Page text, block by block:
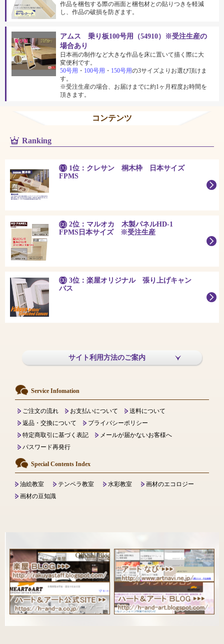
作品を梱包する際の画面と梱包材との貼りつきを軽減
し、作品の破損を防ぎます。
アムス 乗り板100号用（54910）※受注生産の
場合あり
日本画の制作など大きな作品を床に置いて描く際に大
変便利です。
50号用 ・ 100号用 ・ 150号用の3サイズよりお選び頂けま
す。
※受注生産の場合、お届けまでに約1ヶ月程度お時間を
頂きます。
コンテンツ
Ranking
1位：クレサン 桐木枠 日本サイズ
FPMS
2位：マルオカ 木製パネルHD-1
FPMS日本サイズ ※受注生産
3位：楽屋オリジナル 張り上げキャン
バス
サイト利用方法のご案内
Service Infomation
ご注文の流れ お支払いについて
送料について
返品・交換について
プライバシーポリシー
特定商取引に基づく表記
メールが届かないお客様へ
パスワード再発行
Special Contents Index
油絵教室 テンペラ教室 水彩教室
画材のエコロジー
画材の豆知識